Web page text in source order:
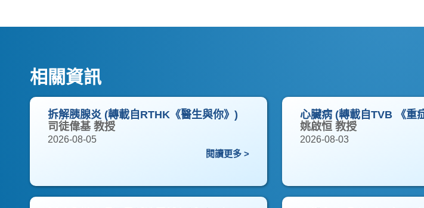
相關資訊
拆解胰腺炎 (轉載自RTHK《醫生與你》)
司徒偉基 教授
2026-08-05
閱讀更多 >
心臟病 (轉載自TVB 《重
姚啟恒 教授
2026-08-03